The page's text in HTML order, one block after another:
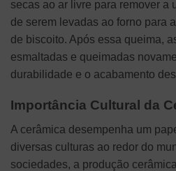
secas ao ar livre para remover a
de serem levadas ao forno para
de biscoito. Após essa queima,
esmaltadas e queimadas
durabilidade e o acabamento
Importância Cultural da
A cerâmica desempenha um
diversas culturas ao redor do
sociedades, a produção